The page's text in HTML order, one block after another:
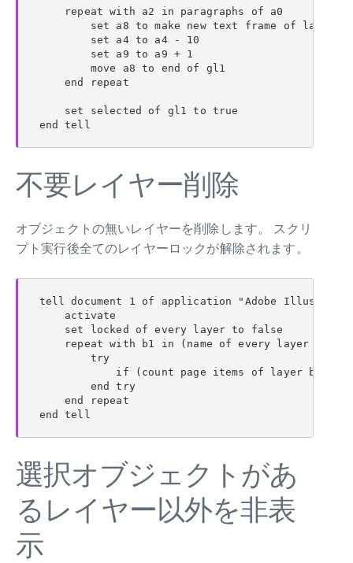
    repeat with a2 in paragraphs of a0
set a8 to make new text frame of layer
        set a4 to a4 - 10
        set a9 to a9 + 1
        move a8 to end of gl1
    end repeat
    set selected of gl1 to true
end tell
不要レイヤー削除
オブジェクトの無いレイヤーを削除します。 スクリ
プト実行後全てのレイヤーロックが解除されます。
tell document 1 of application "Adobe
    activate
    set locked of every layer to false
repeat with b1 in (name of every layer as
        try
if (count page items of layer b1) =
        end try
    end repeat
end tell
選択オブジェクトがあ
るレイヤー以外を非表
示